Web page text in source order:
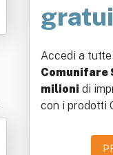
Accedi a
milioni di
con i prodotti